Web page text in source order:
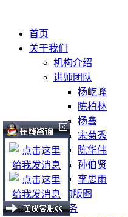
首页
关于我们
机构介绍
讲师团队
杨屹峰
陈柏林
杨鑫
宋菊秀
陈华伟
孙伯贤
李思雨
机构版图
课程及服务